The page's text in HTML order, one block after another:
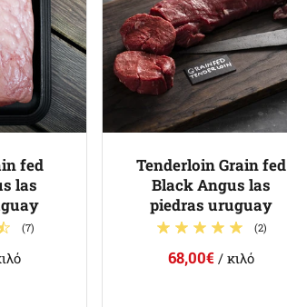
fed
las
(7)
Tenderloin Grain fed
Black Angus las
piedras uruguay
(2)
68,00€ / κιλό